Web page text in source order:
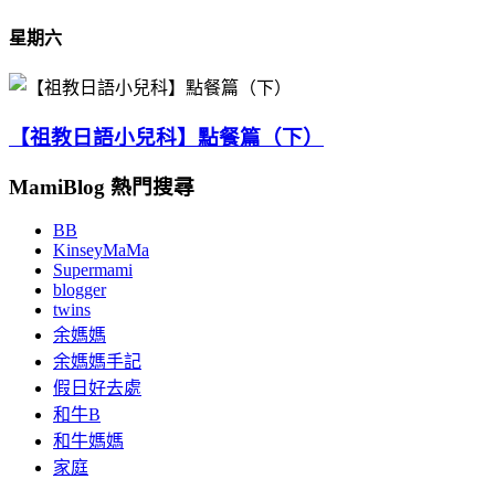
星期六
【祖教日語小兒科】點餐篇（下）
MamiBlog 熱門搜尋
BB
KinseyMaMa
Supermami
blogger
twins
余媽媽
余媽媽手記
假日好去處
和牛B
和牛媽媽
家庭